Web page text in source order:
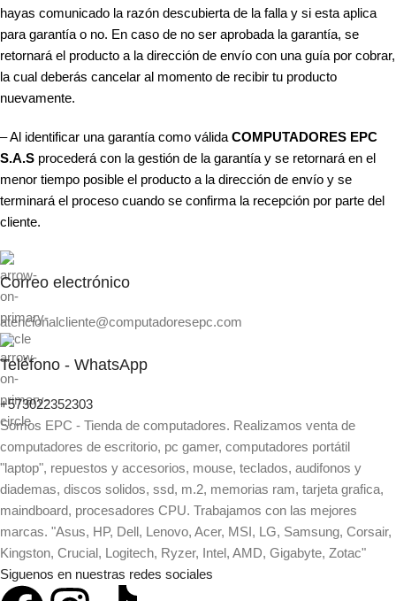
hayas comunicado la razón descubierta de la falla y si esta aplica
para garantía o no. En caso de no ser aprobada la garantía, se
retornará el producto a la dirección de envío con una guía por cobrar,
la cual deberás cancelar al momento de recibir tu producto
nuevamente.
– Al identificar una garantía como válida COMPUTADORES EPC
S.A.S procederá con la gestión de la garantía y se retornará en el
menor tiempo posible el producto a la dirección de envío y se
terminará el proceso cuando se confirma la recepción por parte del
cliente.
Correo electrónico
atencionalcliente@computadoresepc.com
Teléfono - WhatsApp
+573022352303
Somos EPC - Tienda de computadores. Realizamos venta de
computadores de escritorio, pc gamer, computadores portátil
"laptop", repuestos y accesorios, mouse, teclados, audifonos y
diademas, discos solidos, ssd, m.2, memorias ram, tarjeta grafica,
maindboard, procesadores CPU. Trabajamos con las mejores
marcas. "Asus, HP, Dell, Lenovo, Acer, MSI, LG, Samsung, Corsair,
Kingston, Crucial, Logitech, Ryzer, Intel, AMD, Gigabyte, Zotac"
Siguenos en nuestras redes sociales